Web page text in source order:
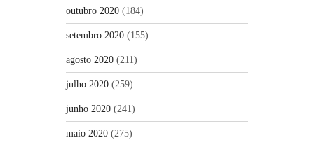
outubro 2020 (184)
setembro 2020 (155)
agosto 2020 (211)
julho 2020 (259)
junho 2020 (241)
maio 2020 (275)